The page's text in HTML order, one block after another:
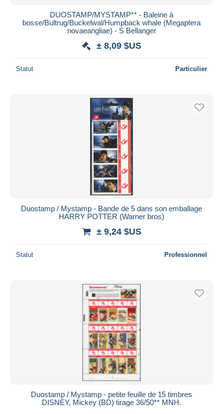
DUOSTAMP/MYSTAMP** - Baleine à
bosse/Bultrug/Buckelwal/Humpback whale (Megaptera
novaeangliae) - S Bellanger
± 8,09 $US
Statut Particulier
Duostamp / Mystamp - Bande de 5 dans son emballage
HARRY POTTER (Warner bros)
± 9,24 $US
Statut Professionnel
Duostamp / Mystamp - petite feuille de 15 timbres
DISNEY, Mickey (BD) tirage 36/50** MNH.